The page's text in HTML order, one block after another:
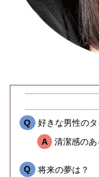
Q 好きな男性のタ
A
清潔感のあ
Q 将来の夢は？